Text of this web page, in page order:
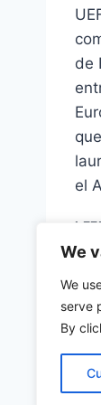
We
We
serve
By
de
el